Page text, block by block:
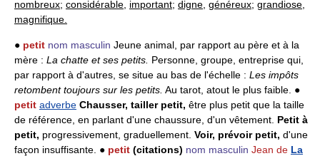
nombreux; considérable important; digne généreux; grandiose
magnifique.
● petit nom masculin Jeune animal, par rapport au père et à la
mère : La chatte et ses petits. Personne, groupe, entreprise qui,
par rapport à d'autres, se situe au bas de l'échelle : Les impôts
retombent toujours sur les petits. Au tarot, atout le plus faible. ●
petit adverbe Chausser, tailler petit, être plus petit que la taille
de référence, en parlant d'une chaussure, d'un vêtement. Petit à
petit, progressivement, graduellement. Voir, prévoir petit, d'une
façon insuffisante. ● petit (citations) nom masculin Jean de La